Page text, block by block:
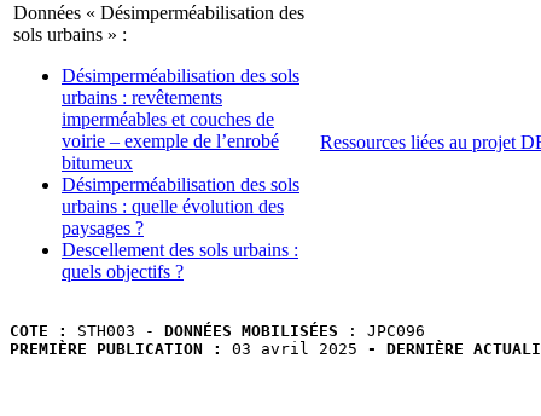
Données « Désimperméabilisation des
sols urbains » :
Désimperméabilisation des sols
urbains : revêtements
imperméables et couches de
voirie – exemple de l’enrobé
bitumeux
Désimperméabilisation des sols
urbains : quelle évolution des
paysages ?
Descellement des sols urbains :
quels objectifs ?
Ressources liées au projet
COTE : STH003 - DONNÉES MOBILISÉES
PREMIÈRE PUBLICATION :
03 avril 2025 - DERNIÈRE